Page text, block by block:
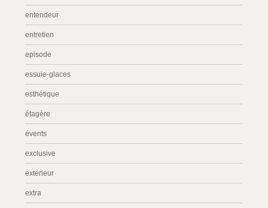
entendeur
entretien
episode
essuie-glaces
esthétique
étagère
évents
exclusive
extérieur
extra